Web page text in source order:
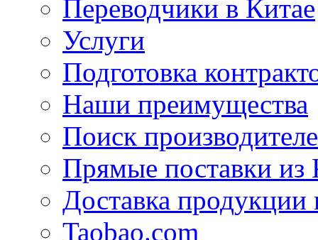
Переводчики в Китае
Услуги
Подготовка
Наши преимущества
Поиск
Прямые поставки из
Доставка продукции
Taobao.com